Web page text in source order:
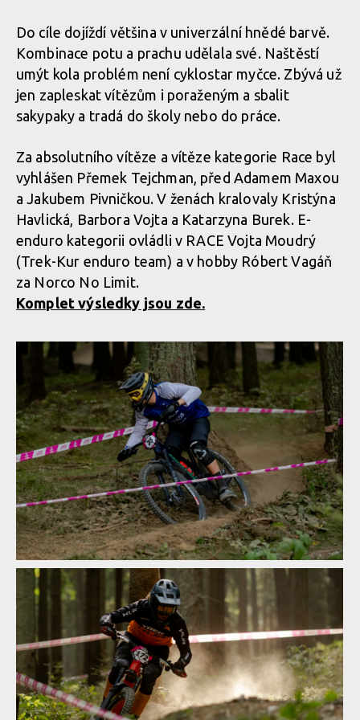
Norco Enduro Race Morávka - Jára Sijka / Enduroserie.cz
Norco Enduro
Race Morávka -
Jára Sijka /
Enduroserie.cz
Norco Enduro
Race Morávka -
Jára Sijka /
Enduroserie.cz
Norco Enduro
Jára Sijka /
Enduroserie.cz
Norco Enduro
Race Morávka -
Jára Sijka /
Enduroserie.cz
Norco Enduro
Race Morávka -
Norco Enduro Race Morávka - Jára Sijka /
Enduroserie.cz
Norco Enduro Race Morávka - Jára Sijka /
Enduroserie.cz
Norco Enduro Race Morávka - Jára Sijka /
Enduroserie.cz
Norco Enduro Race Morávka - Jára Sijka /
Enduroserie.cz
Norco Enduro Race Morávka - Jára Sijka /
Enduroserie.cz
Norco Enduro Race Morávka - Jára Sijka / Enduroserie.cz
Norco Enduro Race Morávka - Jára Sijka / Enduroserie.cz
Norco Enduro Race Morávka - Jára Sijka / Enduroserie.cz
Norco Enduro Race Morávka - Jára Sijka / Enduroserie.cz
Norco Enduro Race Morávka - Jára Sijka / Enduroserie.cz
Norco Enduro Race Morávka - Jára Sijka / Enduroserie.cz
Norco Enduro Race Morávka - Jára Sijka / Enduroserie.cz
Do cíle dojíždí většina v univerzální hnědé barvě.
Kombinace potu a prachu udělala své. Naštěstí
umýt kola problém není cyklostar myčce. Zbývá už
jen zapleskat vítězům i poraženým a sbalit
sakypaky a tradá do školy nebo do práce.
Za absolutního vítěze a vítěze kategorie Race byl
vyhlášen Přemek Tejchman, před Adamem Maxou
a Jakubem Pivničkou. V ženách kralovaly Kristýna
Havlická, Barbora Vojta a Katarzyna Burek. E-
enduro kategorii ovládli v RACE Vojta Moudrý
(Trek-Kur enduro team) a v hobby Róbert Vagáň
za Norco No Limit.
Komplet výsledky jsou zde.
Norco Enduro Race Morávka - Jára Sijka / Enduroserie.cz
Norco Enduro Race Morávka - Jára Sijka / Enduroserie.cz
Norco Enduro Race Morávka - Jára Sijka / Enduroserie.cz